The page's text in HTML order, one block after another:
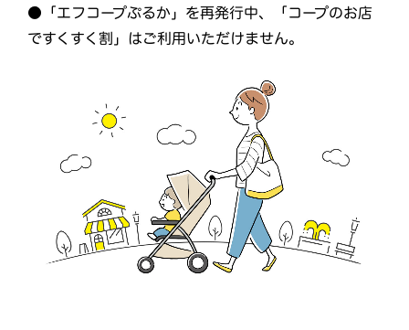
●「エフコープぷるか」を再発行中、「コープのお店
ですくすく割」はご利用いただけません。